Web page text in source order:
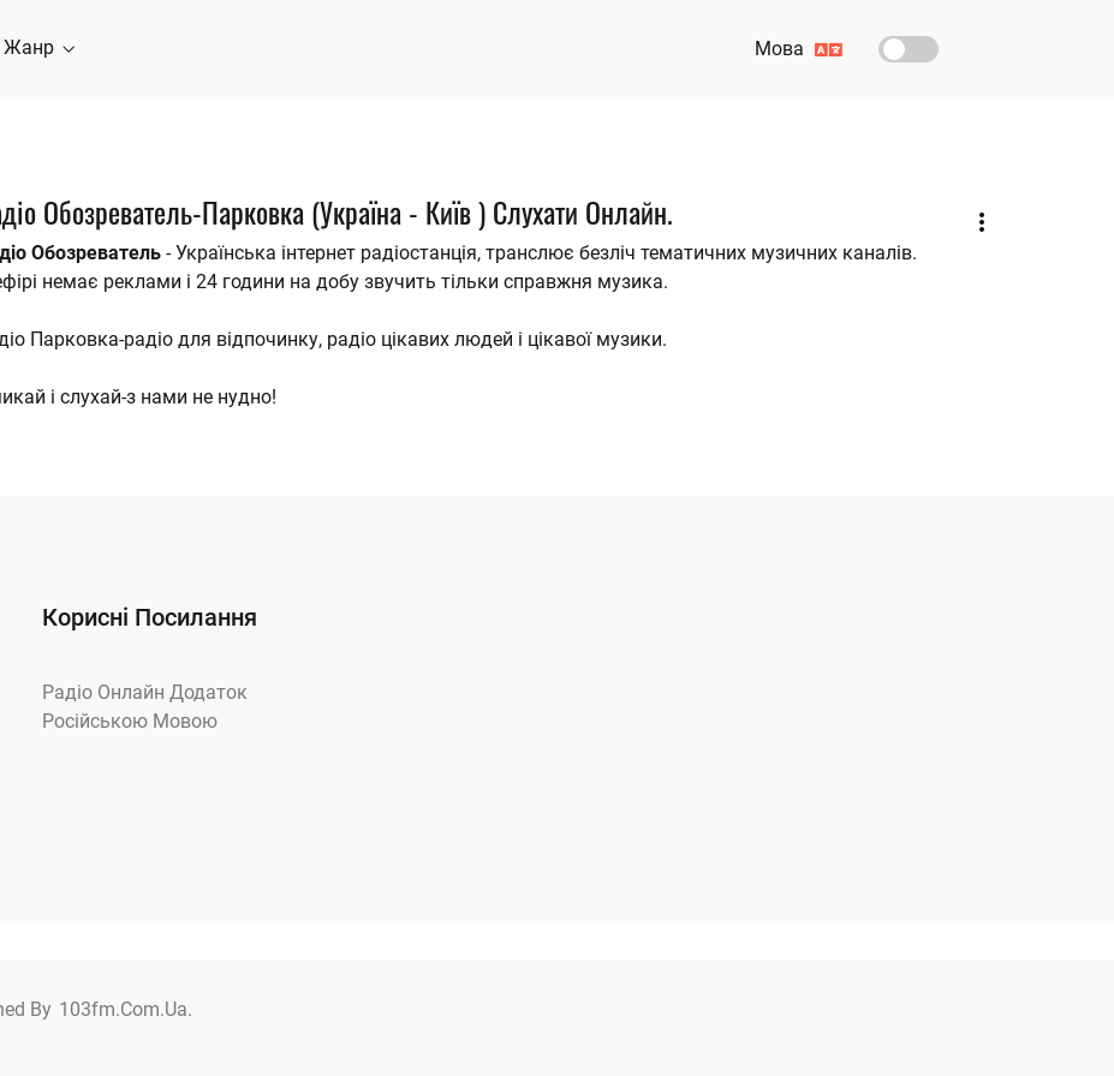
Жанр Мова
Обозреватель-Парковка (Україна - Київ ) Слухати Онлайн.
Обозреватель - Українська інтернет радіостанція, транслює безліч тематичних музичних каналів.
немає реклами і 24 години на добу звучить тільки справжня музика.
Парковка-радіо для відпочинку, радіо цікавих людей і цікавої музики.
і слухай-з нами не нудно!
Корисні Посилання
Радіо Онлайн Додаток
Російською Мовою
By 103fm.com.ua.